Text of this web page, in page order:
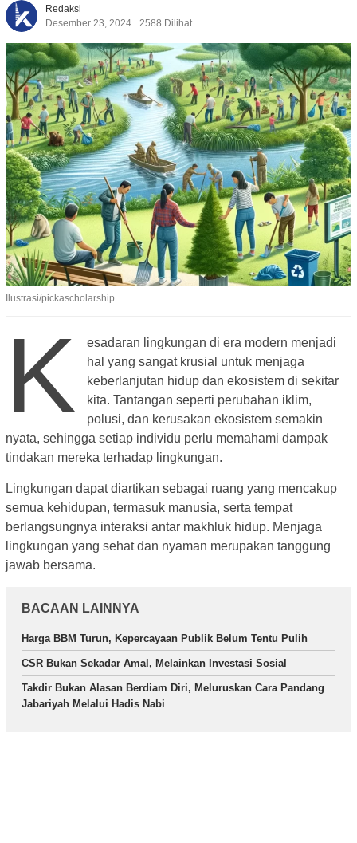
Redaksi
Desember 23, 2024
2588 Dilihat
Ilustrasi/pickascholarship
K
esadaran lingkungan di era modern menjadi
hal yang sangat krusial untuk menjaga
keberlanjutan hidup dan ekosistem di sekitar
kita. Tantangan seperti perubahan iklim,
polusi, dan kerusakan ekosistem semakin
nyata, sehingga setiap individu perlu memahami dampak
tindakan mereka terhadap lingkungan.
Lingkungan dapat diartikan sebagai ruang yang mencakup
semua kehidupan, termasuk manusia, serta tempat
berlangsungnya interaksi antar makhluk hidup. Menjaga
lingkungan yang sehat dan nyaman merupakan tanggung
jawab bersama.
BACAAN LAINNYA
Harga BBM Turun, Kepercayaan Publik Belum Tentu Pulih
CSR Bukan Sekadar Amal, Melainkan Investasi Sosial
Takdir Bukan Alasan Berdiam Diri, Meluruskan Cara Pandang
Jabariyah Melalui Hadis Nabi